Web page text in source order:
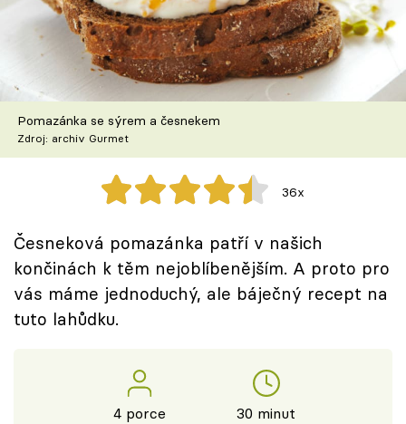
TV Program
Škola vaření
Recepty z TV
Speciál: Cuketa
Těhotnej kuchař
Sledujte prima+
Přihlášení
Pomazánka se sýrem a česnekem
Zdroj: archiv Gurmet
36x
Česneková pomazánka patří v našich
končinách k těm nejoblíbenějším. A proto pro
vás máme jednoduchý, ale báječný recept na
tuto lahůdku.
4 porce 30 minut